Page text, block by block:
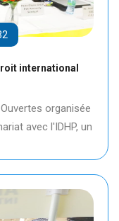
international
organisée
avec l'IDHP, un